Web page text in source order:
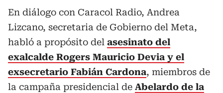
En diálogo con Caracol Radio, Andrea
Lizcano, secretaria de Gobierno del Meta,
habló a propósito del asesinato del
exalcalde Rogers Mauricio Devia y el
exsecretario Fabián Cardona, miembros de
la campaña presidencial de Abelardo de la